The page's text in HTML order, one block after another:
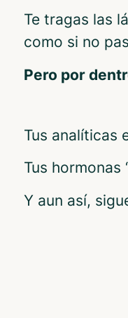
Te tragas las
como si no
Pero por
Tus analíticas
Tus hormonas
Y aun así,